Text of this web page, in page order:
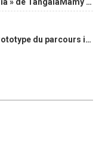
TIFF 2025/ « Christy » ou le prototype du parcours initiatique